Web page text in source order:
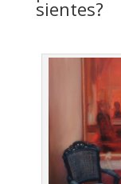
sientes?